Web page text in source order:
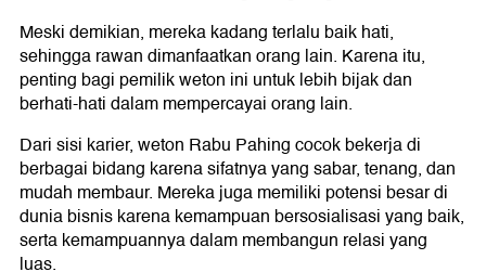
Meski demikian, mereka kadang terlalu baik hati,
sehingga rawan dimanfaatkan orang lain. Karena itu,
penting bagi pemilik weton ini untuk lebih bijak dan
berhati-hati dalam mempercayai orang lain.
Dari sisi karier, weton Rabu Pahing cocok bekerja di
berbagai bidang karena sifatnya yang sabar, tenang, dan
mudah membaur. Mereka juga memiliki potensi besar di
dunia bisnis karena kemampuan bersosialisasi yang baik,
serta kemampuannya dalam membangun relasi yang
luas.